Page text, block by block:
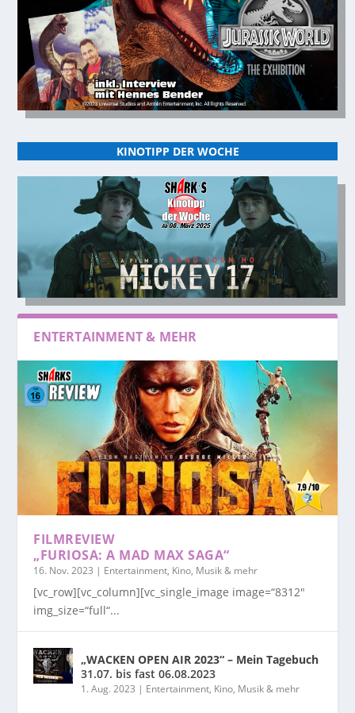
KINOTIPP DER WOCHE
ENTERTAINMENT & MEHR
FILMREVIEW
„FURIOSA: A MAD MAX SAGA“
16. Nov. 2023 | Entertainment, Kino, Musik & mehr
[vc_row][vc_column][vc_single_image image=“8312″
img_size=“full“...
„WACKEN OPEN AIR 2023“ – Mein Tagebuch
31.07. bis fast 06.08.2023
1. Aug. 2023 | Entertainment, Kino, Musik & mehr